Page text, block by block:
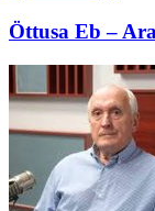
Öttusa Eb –